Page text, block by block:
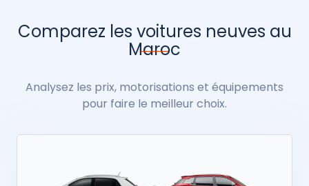
Comparez les voitures neuves au
Maroc
Analysez les prix, motorisations et équipements
pour faire le meilleur choix.